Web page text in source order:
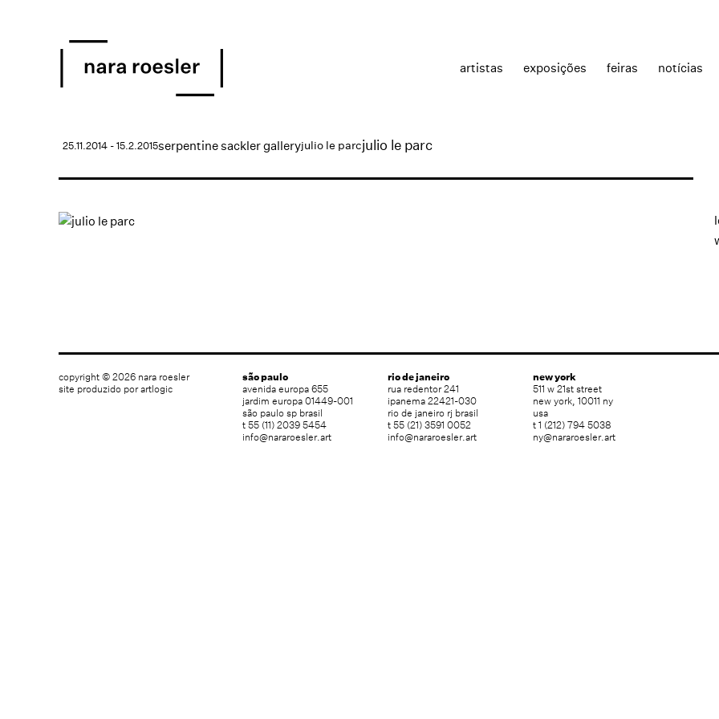
artistas exposições feiras notícias
julio le parc
julio le parc
serpentine sackler gallery
25.11.2014 - 15.2.2015
new york
511 w 21st street
new york, 10011 ny
usa
t 1 (212) 794 5038
ny@nararoesler.art
rio de janeiro
rua redentor 241
ipanema 22421-030
rio de janeiro rj brasil
t 55 (21) 3591 0052
info@nararoesler.art
são paulo
avenida europa 655
jardim europa 01449-001
são paulo sp brasil
t 55 (11) 2039 5454
info@nararoesler.art
copyright © 2026 nara roesler
site produzido por artlogic